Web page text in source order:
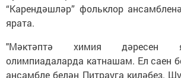
“Карендәшләр” фольклор
ярата.
"Мәктәптә химия дәресен
олимпиадаларда катнашам. Ел саен
ансамбле белән Питрауга киләбез.